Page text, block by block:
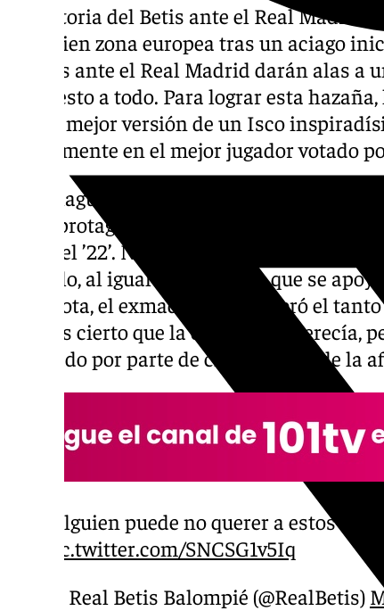
La victoria del Betis ante el Real Madrid
acaricien zona europea tras un aciago
puntos ante el Real Madrid darán alas a
dispuesto a todo. Para lograr esta
con la mejor versión de un Isco
nuevamente en el mejor jugador votado
El malagueño repartió una asistencia y
claro protagonista de un partido donde
hacia el ’22’. No defraudó el
el duelo, al igual que un Betis que se
anécdota, el exmadridista celebró el
Bien es cierto que la ocasión lo merecía,
criticado por parte de cierto sector de la
¿Alguien puede no querer a estos
pic.twitter.com/SNCSG1v5Iq
— Real Betis Balompié (@RealBetis)